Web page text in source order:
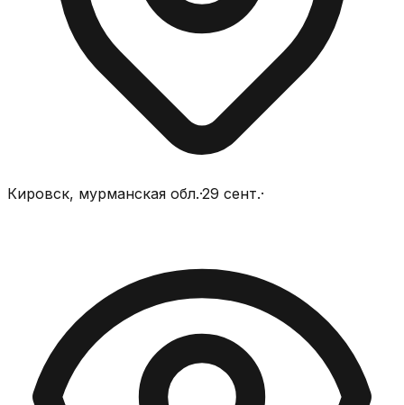
Кировск, мурманская обл.·29 сент.·